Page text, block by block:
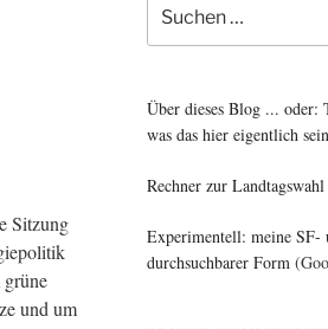
Sit­zung
und um
nach:
Über dieses Blog ... oder:
was das hier eigentlich
Rechner zur
Experimentell: meine SF-
durchsuchbarer Form